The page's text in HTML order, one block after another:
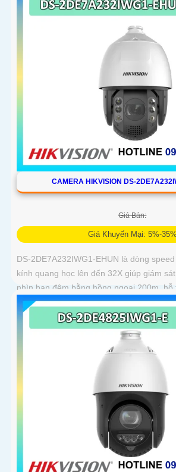
CAMERA HIKVISION DS-
Giá Bán:
Giá Khuyến Mại: 5%-35%
DS-2DE7A232IWG1-EHUN là dòng
kính quang học lên đến 32X giúp giám
nhìn ban đêm bằng hồng ngoại 200m,
AcuSense nâng cao hiệu quả giám sát
nét cao nhờ công nghệ Self-learning